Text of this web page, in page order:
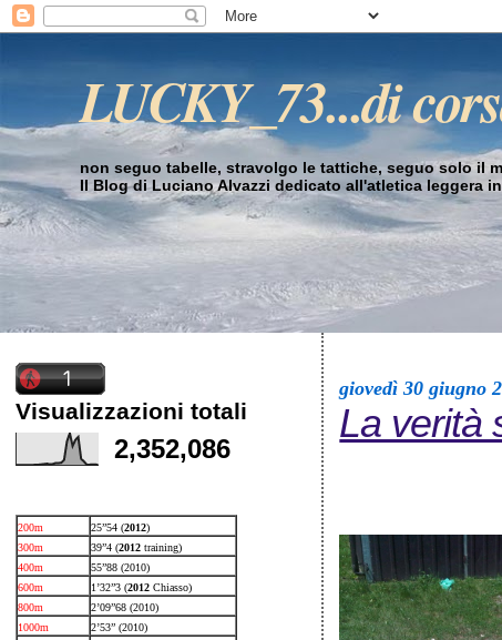
LUCKY_73...di
non seguo tabelle, stravolgo le tattiche, seguo solo il
Il Blog di Luciano Alvazzi dedicato all'atletica leggera
Visualizzazioni totali
2,352,086
200m 25”54 (2012)
300m
39”4 (2012 training)
400m
55”88 (2010)
600m
1’32”3 (2012 Chiasso)
800m
2’09”68 (2010)
1000m
2’53” (2010)
giovedì 30 giugno
La verità